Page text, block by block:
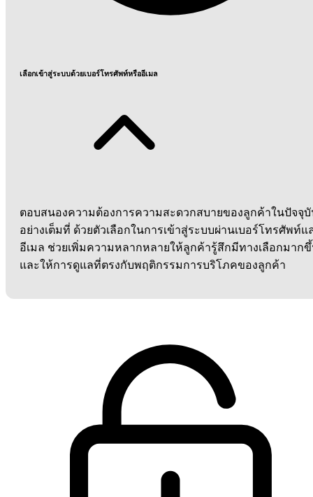
เลือกเข้าสู่ระบบด้วยเบอร์โทรศัพท์หรืออีเมล
ตอบสนองความต้องการความสะดวกสบายของลูกค้าในปัจจุ
อย่างเต็มที่ ด้วยตัวเลือกในการเข้าสู่ระบบผ่านเบอร์โทรศัพท์แ
อีเมล ช่วยเพิ่มความหลากหลายให้ลูกค้ารู้สึกมีทางเลือกมาก
และให้การดูแลที่ตรงกับพฤติกรรมการบริโภคของลูกค้า